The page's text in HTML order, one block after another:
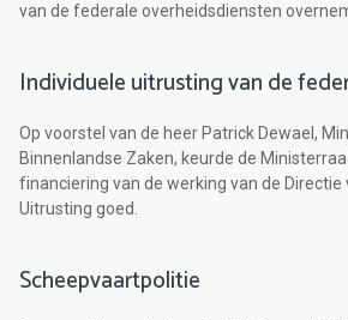
van de federale overheidsdiensten
Individuele uitrusting van de
Op voorstel van de heer Patrick Dewael,
Binnenlandse Zaken, keurde de
financiering van de werking van de Directie
Uitrusting goed.
Scheepvaartpolitie